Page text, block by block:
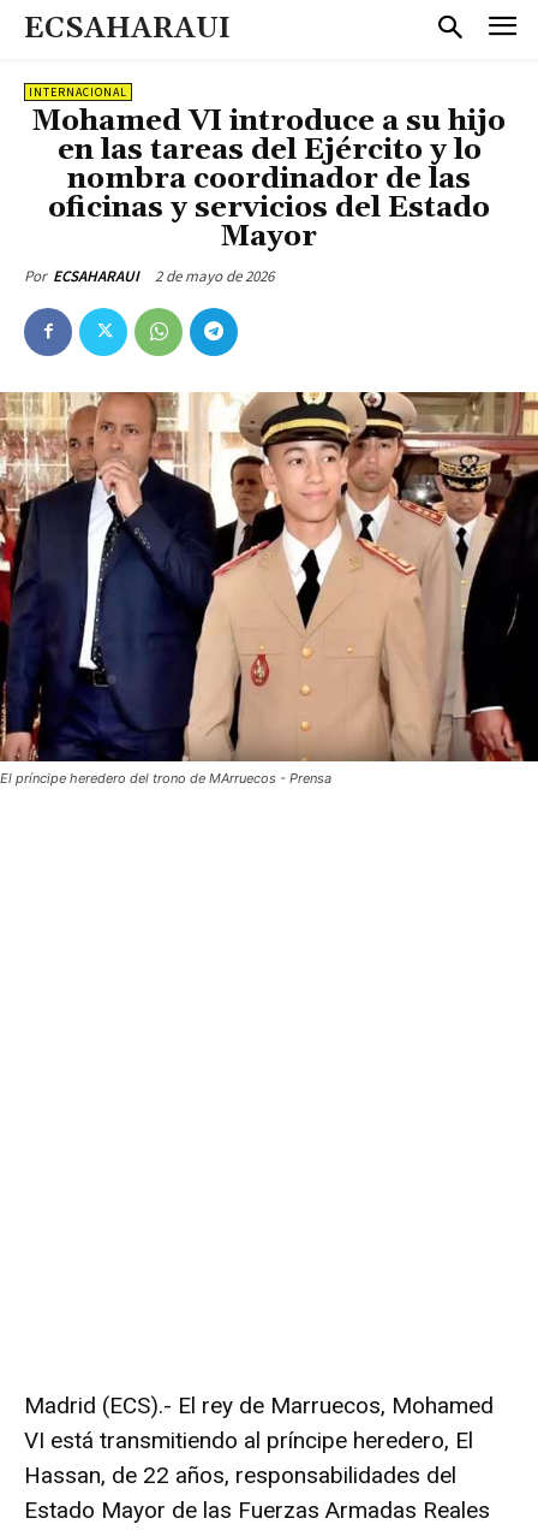
ECSAHARAUI
INTERNACIONAL
Mohamed VI introduce a su hijo
en las tareas del Ejército y lo
nombra coordinador de las
oficinas y servicios del Estado
Mayor
Por ECSAHARAUI 2 de mayo de 2026
El príncipe heredero del trono de MArruecos - Prensa
Madrid (ECS).- El rey de Marruecos, Mohamed
VI está transmitiendo al príncipe heredero, El
Hassan, de 22 años, responsabilidades del
Estado Mayor de las Fuerzas Armadas Reales